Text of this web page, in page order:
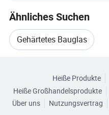
Ähnliches Suchen
Gehärtetes Bauglas
Herstellung Von
Durchsuchen Sie
Heiße Produkte
Heiße Großhandelsprodukte
Über uns
Nutzungsvertrag